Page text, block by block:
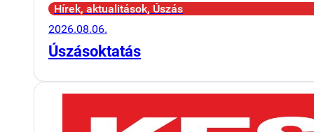
Hírek, aktualitások, Úszás
2026.08.06.
Úszásoktatás